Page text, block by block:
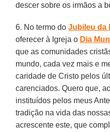
descer sobre os irmãos a
6. No termo doJubileu da
oferecer à Igreja o Dia
que as comunidades
mundo, cada vez mais e
caridade de Cristo pelos
carenciados. Quero que,
instituídos pelos meus
tradição na vida das
acrescente este, que